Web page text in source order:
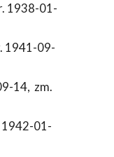
1938-01-
1941-09-
14, zm.
1942-01-